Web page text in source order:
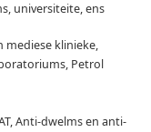
universiteite, ens
mediese klinieke,
Petrol
Anti-dwelms en anti-